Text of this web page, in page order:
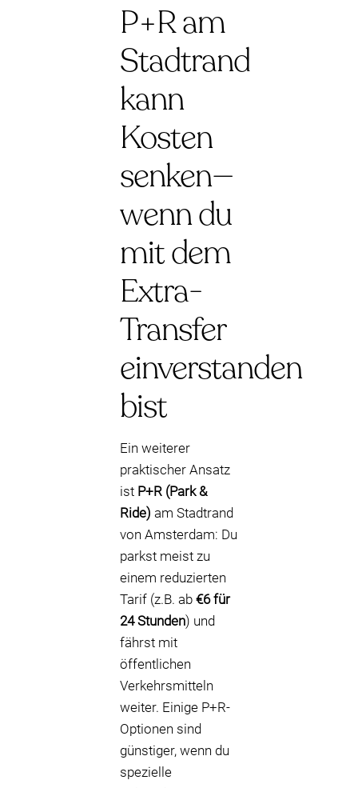
P+R am
Stadtrand
kann
Kosten
senken—
wenn du
mit dem
Extra-
Transfer
einverstanden
bist
Ein weiterer
praktischer Ansatz
ist P+R (Park &
Ride) am Stadtrand
von Amsterdam: Du
parkst meist zu
einem reduzierten
Tarif (z.B. ab €6 für
24 Stunden) und
fährst mit
öffentlichen
Verkehrsmitteln
weiter. Einige P+R-
Optionen sind
günstiger, wenn du
spezielle